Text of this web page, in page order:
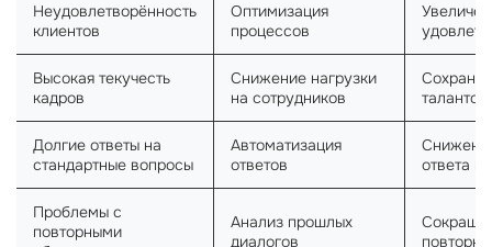
Неудовлетворённость
клиентов
Оптимизация
процессов
Высокая текучесть
кадров
Снижение нагрузки
на сотрудников
талантов
Долгие ответы на
стандартные вопросы
Автоматизация
ответов
ответа
Проблемы с
повторными
Анализ прошлых
диалогов